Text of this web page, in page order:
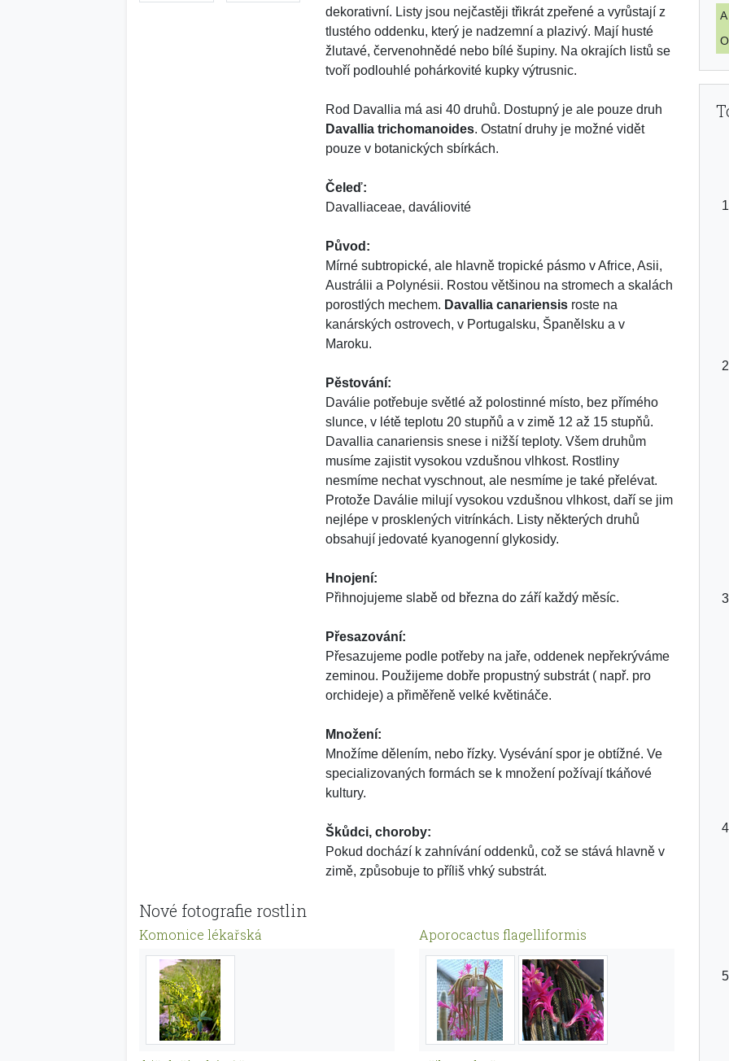
dekorativní. Listy jsou nejčastěji třikrát zpeřené a vyrůstají z
tlustého oddenku, který je nadzemní a plazivý. Mají husté
žlutavé, červenohnědé nebo bílé šupiny. Na okrajích listů se
tvoří podlouhlé pohárkovité kupky výtrusnic.
Rod Davallia má asi 40 druhů. Dostupný je ale pouze druh
Davallia trichomanoides. Ostatní druhy je možné vidět
pouze v botanických sbírkách.
Čeleď:
Davalliaceae, daváliovité
Původ:
Mírné subtropické, ale hlavně tropické pásmo v Africe, Asii,
Austrálii a Polynésii. Rostou většinou na stromech a skalách
porostlých mechem. Davallia canariensis roste na
kanárských ostrovech, v Portugalsku, Španělsku a v
Maroku.
Pěstování:
Daválie potřebuje světlé až polostinné místo, bez přímého
slunce, v létě teplotu 20 stupňů a v zimě 12 až 15 stupňů.
Davallia canariensis snese i nižší teploty. Všem druhům
musíme zajistit vysokou vzdušnou vlhkost. Rostliny
nesmíme nechat vyschnout, ale nesmíme je také přelévat.
Protože Daválie milují vysokou vzdušnou vlhkost, daří se jim
nejlépe v prosklených vitrínkách. Listy některých druhů
obsahují jedovaté kyanogenní glykosidy.
Hnojení:
Přihnojujeme slabě od března do září každý měsíc.
Přesazování:
Přesazujeme podle potřeby na jaře, oddenek nepřekrýváme
zeminou. Použijeme dobře propustný substrát ( např. pro
orchideje) a přiměřeně velké květináče.
Množení:
Množíme dělením, nebo řízky. Vysévání spor je obtížné. Ve
specializovaných formách se k množení požívají tkáňové
kultury.
Škůdci, choroby:
Pokud dochází k zahnívání oddenků, což se stává hlavně v
zimě, způsobuje to příliš vhký substrát.
Nové fotografie rostlin
Komonice lékařská Aporocactus flagelliformis
A
O